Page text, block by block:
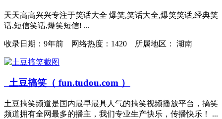
天天高高兴兴专注于笑话大全 爆笑,笑话大全,爆笑笑话,经典笑
话,短信笑话,爆笑短信! ...
收录日期： 9年前 网络热度：1420 所属地区： 湖南
土豆搞笑（ fun.tudou.com ）
土豆搞笑频道是国内最早最具人气的搞笑视频播放平台，搞笑
频道拥有全网最多的播主，我们专业生产快乐，传播快乐！ ...